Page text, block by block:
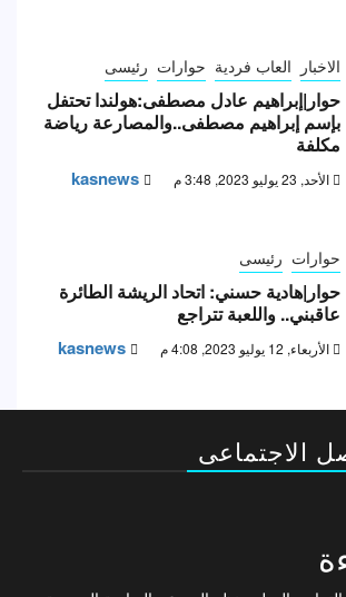
الاخبار العاب فردية حوارات رئيسى
حوار|إبراهيم عادل مصطفى:هولندا تحتفل
بإسم إبراهيم مصطفى..والمصارعة رياضة
مكلفة
الأحد, 23 يوليو 2023, 3:48 م kasnews
حوارات رئيسى
حوار|هادية حسني: اتحاد الريشة الطائرة
عاقبني.. واللعبة تتراجع
الأربعاء, 12 يوليو 2023, 4:08 م kasnews
الاجتماعى